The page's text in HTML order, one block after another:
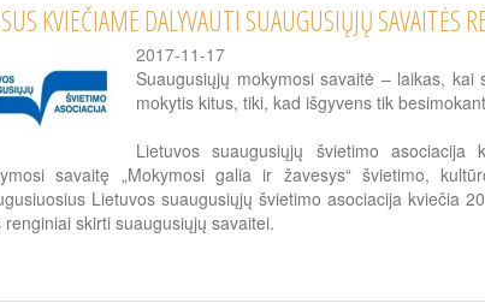
KVIEČIAME DALYVAUTI SUAUGUSIŲJŲ SAVAITĖS
2017-11-17
Suaugusiųjų mokymosi savaitė – laikas,
mokytis kitus, tiki, kad išgyvens tik
Lietuvos suaugusiųjų švietimo asociacija
savaitę „Mokymosi galia ir žavesys“ švietimo,
Lietuvos suaugusiųjų švietimo asociacija kviečia
renginiai skirti suaugusiųjų savaitei.